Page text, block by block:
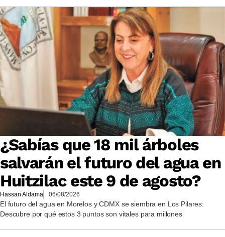
¿Sabías que 18 mil árboles
salvarán el futuro del agua en
Huitzilac este 9 de agosto?
Hassan Aldama 06/08/2026
El futuro del agua en Morelos y CDMX se siembra en Los Pilares:
Descubre por qué estos 3 puntos son vitales para millones